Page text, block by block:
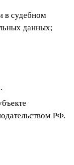
в судебном
данных;
РФ.